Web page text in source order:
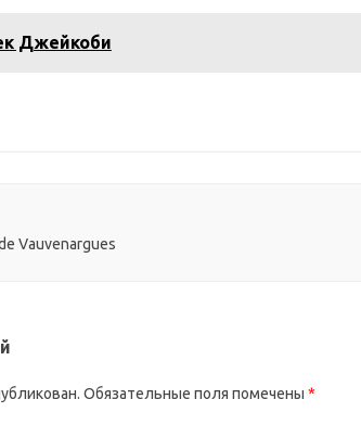
Джейкоби
Vauvenargues
Обязательные поля помечены *